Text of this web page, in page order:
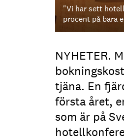
"Vi har sett
procent på bara
NYHETER.
tjäna. En
första året,
som är på